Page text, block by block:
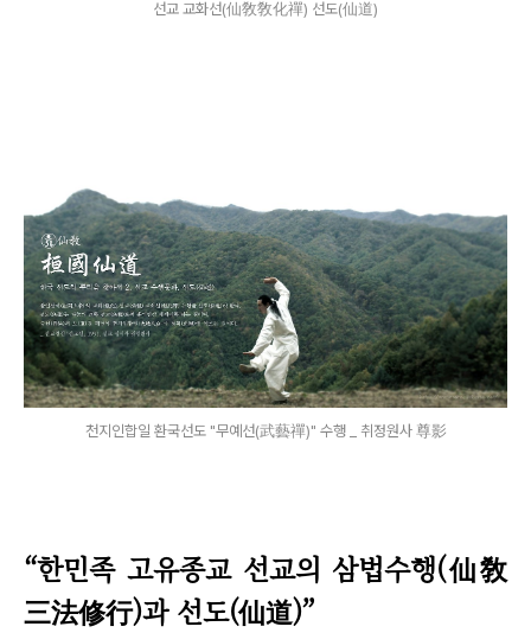
선교 교화선(仙敎敎化禪) 선도(仙道)
천지인합일 환국선도 "무예선(武藝禪)" 수행 _ 취정원사 尊影
“한민족 고유종교 선교의 삼법수행(仙敎
三法修行)과 선도(仙道)”